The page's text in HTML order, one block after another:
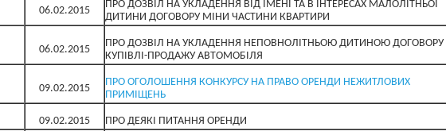
06.02.2015
ПРО ДОЗВІЛ НА УКЛАДЕННЯ ВІД ІМЕНІ ТА В ІНТЕРЕСАХ МАЛОЛІТНЬОЇ
ДИТИНИ ДОГОВОРУ МІНИ ЧАСТИНИ КВАРТИРИ
06.02.2015
ПРО ДОЗВІЛ НА УКЛАДЕННЯ НЕПОВНОЛІТНЬОЮ ДИТИНОЮ ДОГОВОРУ
КУПІВЛІ-ПРОДАЖУ АВТОМОБІЛЯ
09.02.2015
ПРО ОГОЛОШЕННЯ КОНКУРСУ НА ПРАВО ОРЕНДИ НЕЖИТЛОВИХ
ПРИМІЩЕНЬ
09.02.2015 ПРО ДЕЯКІ ПИТАННЯ ОРЕНДИ